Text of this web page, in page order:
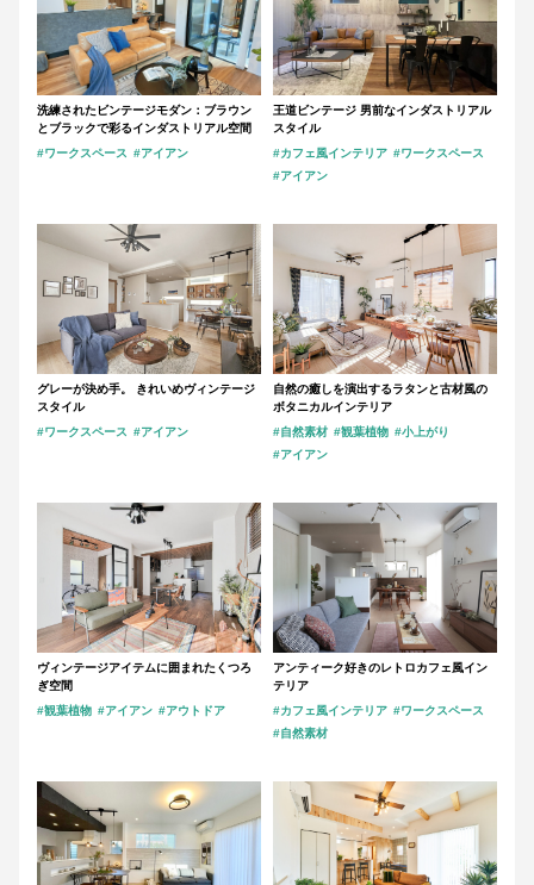
洗練されたビンテージモダン：ブラウン
とブラックで彩るインダストリアル空間
#ワークスペース #アイアン
王道ビンテージ 男前なインダストリアル
スタイル
#カフェ風インテリア #ワークスペース
#アイアン
グレーが決め手。 きれいめヴィンテージ
スタイル
#ワークスペース #アイアン
自然の癒しを演出するラタンと古材風の
ボタニカルインテリア
#自然素材 #観葉植物 #小上がり
#アイアン
ヴィンテージアイテムに囲まれたくつろ
ぎ空間
#観葉植物 #アイアン #アウトドア
アンティーク好きのレトロカフェ風イン
テリア
#カフェ風インテリア #ワークスペース
#自然素材